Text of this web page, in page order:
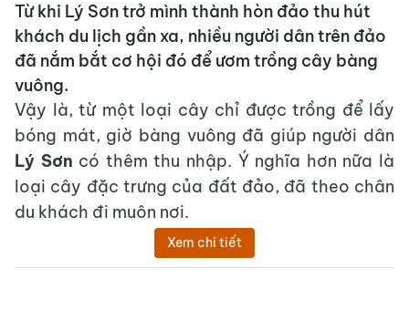
Từ khi Lý Sơn trở mình thành hòn đảo thu hút
khách du lịch gần xa, nhiều người dân trên đảo
đã nắm bắt cơ hội đó để ươm trồng cây bàng
vuông.
Vậy là, từ một loại cây chỉ được trồng để lấy
bóng mát, giờ bàng vuông đã giúp người dân
Lý Sơn có thêm thu nhập. Ý nghĩa hơn nữa là
loại cây đặc trưng của đất đảo, đã theo chân
du khách đi muôn nơi.
Xem chi tiết